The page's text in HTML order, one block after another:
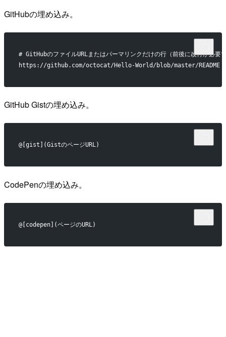
GitHubの埋め込み。
# GitHubのファイルURLまたはパーマリンクだけの行（前後に改行が必要
https://github.com/octocat/Hello-World/blob/master/README
GitHub Gistの埋め込み。
@[gist](GistのページURL)
CodePenの埋め込み。
@[codepen](ページのURL)